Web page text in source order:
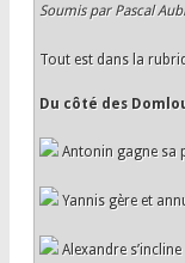
Soumis parPascal
Tout est dans la
Du côté des
Antonin gagne sa
Yannis gère et
Alexandre s’incline